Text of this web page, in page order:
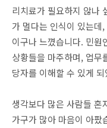
리치료가 필요하지 않나
가 멀다는 인식이 있는데
이구나 느꼈습니다. 민원
상황들을 마주하며, 업무
당자를 이해할 수 있게
생각보다 많은 사람들 혼
가구가 많아 마음이 아팠